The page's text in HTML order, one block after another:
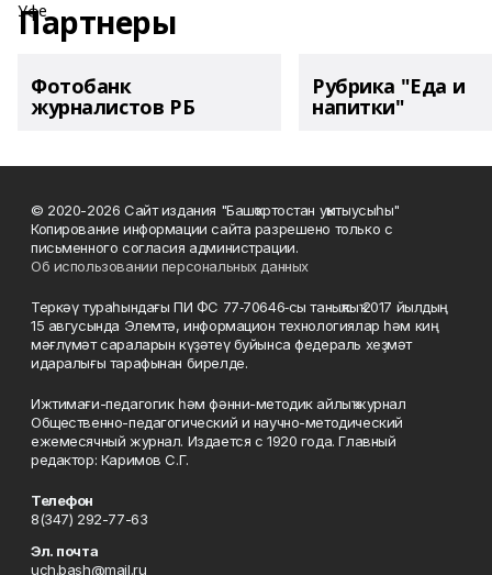
Партнеры
Фотобанк
журналистов РБ
Рубрика "Еда и
напитки"
© 2020-2026 Сайт издания "Башҡортостан уҡытыусыһы"
Копирование информации сайта разрешено только с
письменного согласия администрации.
Об использовании персональных данных
Теркәү тураһындағы ПИ ФС 77‑70646‑сы таныҡлыҡ 2017 йылдың
15 авгусында Элемтә, информацион технологиялар һәм киң
мәғлүмәт сараларын күҙәтеү буйынса федераль хеҙмәт
идаралығы тарафынан бирелде.
Ижтимағи-педагогик һәм фәнни-методик айлыҡ журнал
Общественно-педагогический и научно-методический
ежемесячный журнал. Издается с 1920 года. Главный
редактор: Каримов С.Г.
Телефон
8(347) 292-77-63
Эл. почта
uch.bash@mail.ru